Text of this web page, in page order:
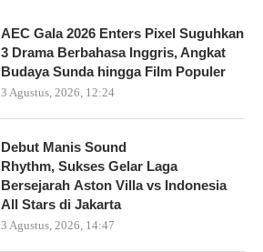
AEC Gala 2026 Enters Pixel Suguhkan
3 Drama Berbahasa Inggris, Angkat
Budaya Sunda hingga Film Populer
3 Agustus, 2026, 12:24
Debut Manis Sound
Rhythm, Sukses Gelar Laga
Bersejarah Aston Villa vs Indonesia
All Stars di Jakarta
3 Agustus, 2026, 14:47